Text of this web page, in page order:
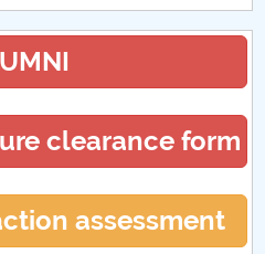
clearance form
assessment